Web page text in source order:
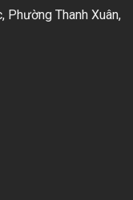
Phường Thanh Xuân,